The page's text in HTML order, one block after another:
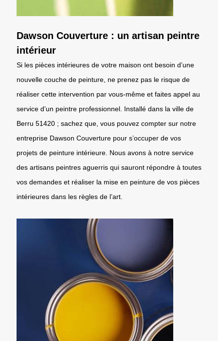
Dawson Couverture : un artisan peintre
intérieur
Si les pièces intérieures de votre maison ont besoin d’une
nouvelle couche de peinture, ne prenez pas le risque de
réaliser cette intervention par vous-même et faites appel au
service d’un peintre professionnel. Installé dans la ville de
Berru 51420 ; sachez que, vous pouvez compter sur notre
entreprise Dawson Couverture pour s’occuper de vos
projets de peinture intérieure. Nous avons à notre service
des artisans peintres aguerris qui sauront répondre à toutes
vos demandes et réaliser la mise en peinture de vos pièces
intérieures dans les règles de l’art.